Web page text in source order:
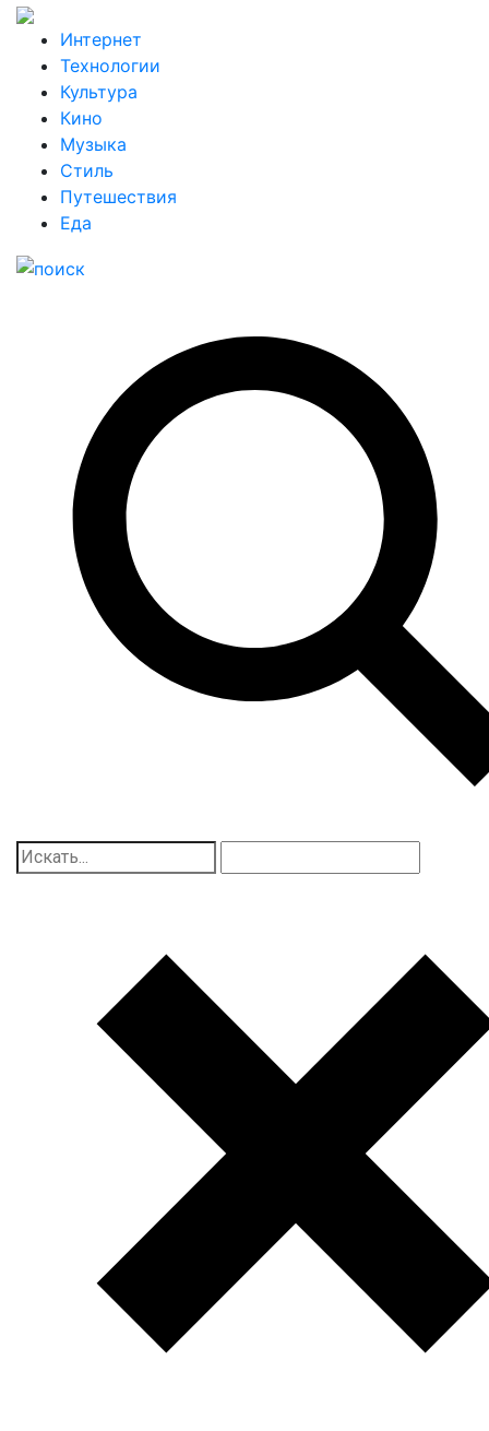
Интернет
Технологии
Культура
Кино
Музыка
Стиль
Путешествия
Еда